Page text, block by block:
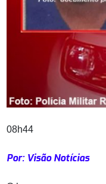
08h44
Por: Visão Notícias